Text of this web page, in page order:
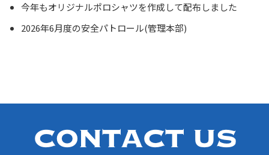
今年もオリジナルポロシャツを作成して配布しました
2026年6月度の安全パトロール(管理本部)